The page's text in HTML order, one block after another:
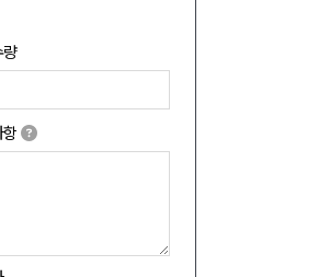
량
항